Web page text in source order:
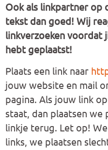
Ook als linkpartner op
tekst dan goed! Wij
linkverzoeken voordat
hebt geplaatst!
Plaats een link naar
jouw website en mail
pagina. Als jouw link
staat, dan plaatsen we
linkje terug. Let op!
links, we plaatsen